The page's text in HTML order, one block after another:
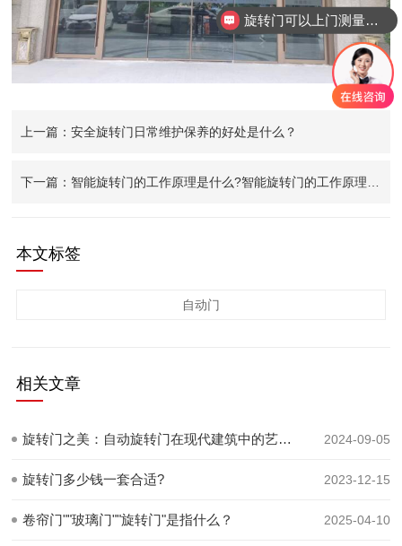
上一篇：安全旋转门日常维护保养的好处是什么？
本文标签
自动门
相关文章
旋转门之美：自动旋转门在现代建筑中的艺术与智慧融合 2024-09-05
旋转门多少钱一套合适? 2023-12-15
卷帘门""玻璃门""旋转门"是指什么？ 2025-04-10
旋转门可以上门测量安装吗？